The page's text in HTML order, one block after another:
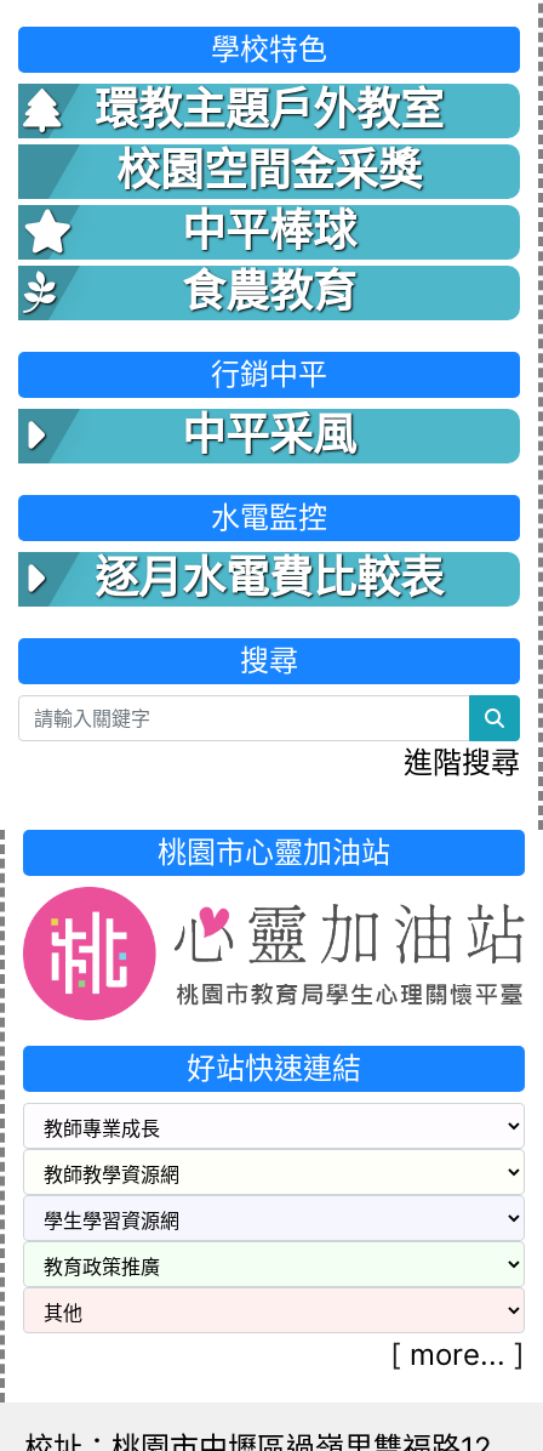
學校特色
環教主題戶外教室
校園空間金采獎
中平棒球
食農教育
行銷中平
中平采風
水電監控
逐月水電費比較表
搜尋
進階搜尋
桃園市心靈加油站
好站快速連結
[ more... ]